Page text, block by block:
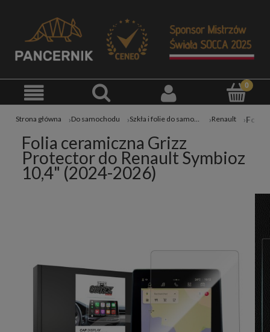
Strona główna Do samochodu Szkła i folie do samochodu Renault
Folia ceramiczna Grizz
Protector do Renault Symbioz
10,4" (2024-2026)